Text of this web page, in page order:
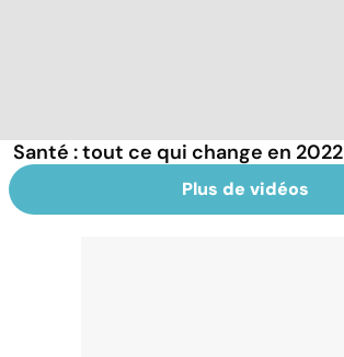
Santé : tout ce qui change en 2022
Plus de vidéos